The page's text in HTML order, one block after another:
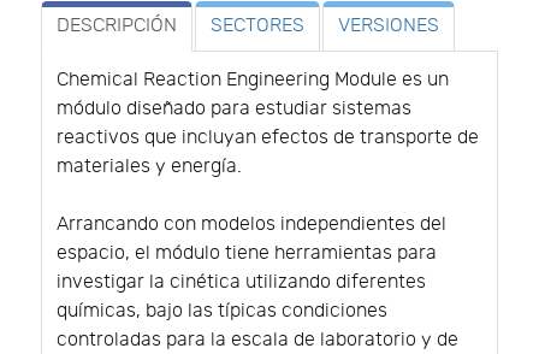
DESCRIPCIÓN SECTORES VERSIONES
Chemical Reaction Engineering Module es un
módulo diseñado para estudiar sistemas
reactivos que incluyan efectos de transporte de
materiales y energía.
Arrancando con modelos independientes del
espacio, el módulo tiene herramientas para
investigar la cinética utilizando diferentes
químicas, bajo las típicas condiciones
controladas para la escala de laboratorio y de